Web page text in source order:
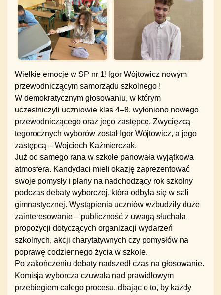
Wielkie emocje w SP nr 1! Igor Wójtowicz nowym
przewodniczącym samorządu szkolnego !
W demokratycznym głosowaniu, w którym
uczestniczyli uczniowie klas 4–8, wyłoniono nowego
przewodniczącego oraz jego zastępcę. Zwycięzcą
tegorocznych wyborów został Igor Wójtowicz, a jego
zastępcą – Wojciech Kaźmierczak.
Już od samego rana w szkole panowała wyjątkowa
atmosfera. Kandydaci mieli okazję zaprezentować
swoje pomysły i plany na nadchodzący rok szkolny
podczas debaty wyborczej, która odbyła się w sali
gimnastycznej. Wystąpienia uczniów wzbudziły duże
zainteresowanie – publiczność z uwagą słuchała
propozycji dotyczących organizacji wydarzeń
szkolnych, akcji charytatywnych czy pomysłów na
poprawę codziennego życia w szkole.
Po zakończeniu debaty nadszedł czas na głosowanie.
Komisja wyborcza czuwała nad prawidłowym
przebiegiem całego procesu, dbając o to, by każdy